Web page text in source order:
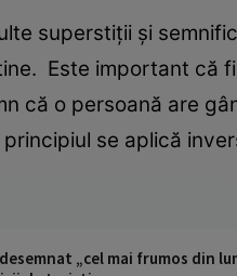
superstiţii şi
Este important că
că o persoană are
se aplică
„cel mai frumos din